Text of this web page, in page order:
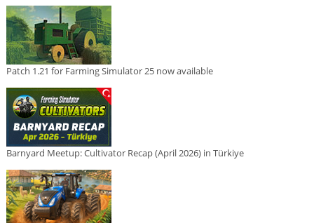
Patch 1.21 for Farming Simulator 25 now available
Barnyard Meetup: Cultivator Recap (April 2026) in Türkiye